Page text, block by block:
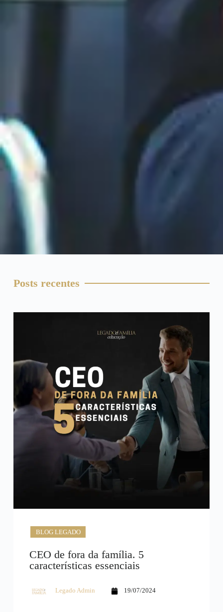
Posts recentes
BLOG LEGADO
CEO de fora da família. 5
características essenciais
Legado Admin 19/07/2024